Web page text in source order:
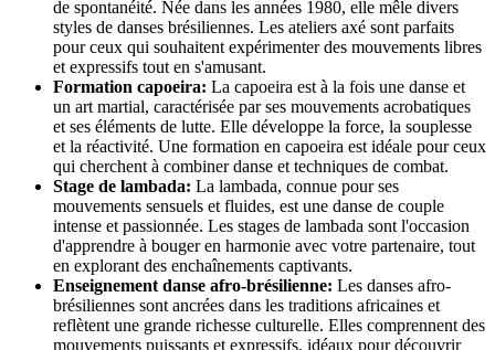
de spontanéité. Née dans les années 1980, elle mêle divers
styles de danses brésiliennes. Les ateliers axé sont parfaits
pour ceux qui souhaitent expérimenter des mouvements libres
et expressifs tout en s'amusant.
Formation capoeira: La capoeira est à la fois une danse et
un art martial, caractérisée par ses mouvements acrobatiques
et ses éléments de lutte. Elle développe la force, la souplesse
et la réactivité. Une formation en capoeira est idéale pour ceux
qui cherchent à combiner danse et techniques de combat.
Stage de lambada: La lambada, connue pour ses
mouvements sensuels et fluides, est une danse de couple
intense et passionnée. Les stages de lambada sont l'occasion
d'apprendre à bouger en harmonie avec votre partenaire, tout
en explorant des enchaînements captivants.
Enseignement danse afro-brésilienne: Les danses afro-
brésiliennes sont ancrées dans les traditions africaines et
reflètent une grande richesse culturelle. Elles comprennent des
mouvements puissants et expressifs, idéaux pour découvrir